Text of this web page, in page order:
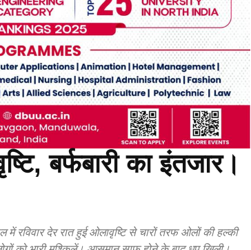
बर्फबारी का इंतजार।
रविवार देर रात हुई ओलावृष्टि से चारों तरफ ओलों की हल्की